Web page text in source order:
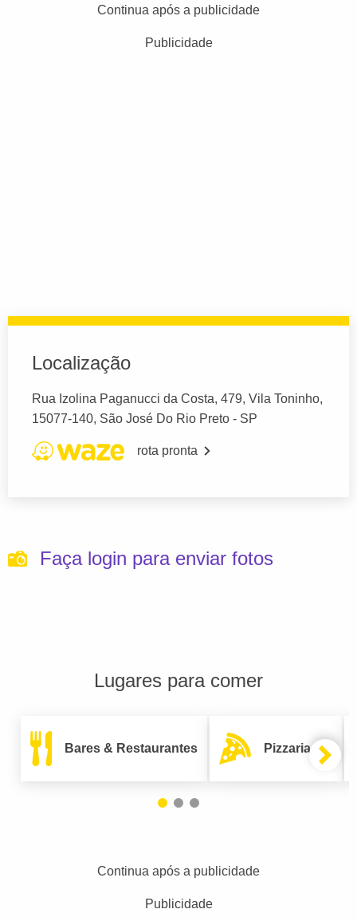
Continua após a publicidade
Publicidade
Localização
Rua Izolina Paganucci da Costa, 479, Vila Toninho,
15077-140, São José Do Rio Preto - SP
rota pronta
Faça login para enviar fotos
Lugares para comer
Bares & Restaurantes Pizzarias
Continua após a publicidade
Publicidade